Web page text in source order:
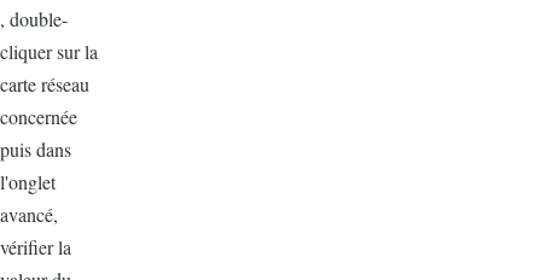
, double-
cliquer sur la
carte réseau
concernée
puis dans
l'onglet
avancé,
vérifier la